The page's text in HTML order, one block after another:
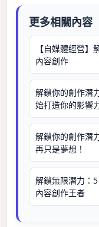
更多相關內容
【自媒體經營
內容創作
解鎖你的創作潛
始打造你的影響
解鎖你的創作潛
再只是夢想！
解鎖無限潛力：
內容創作王者